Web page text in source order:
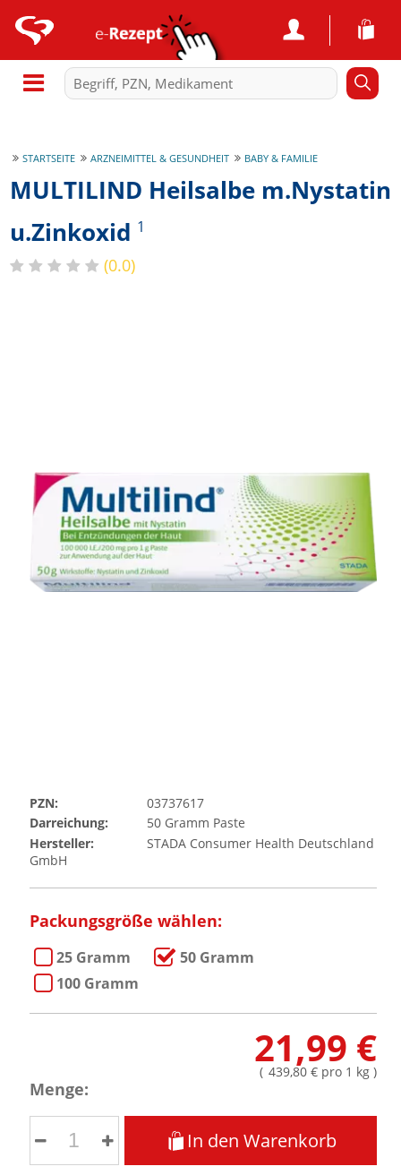
STARTSEITE ARZNEIMITTEL & GESUNDHEIT BABY & FAMILIE
MULTILIND Heilsalbe m.Nystatin
u.Zinkoxid 1
(0.0)
PZN:
03737617
Darreichung:
50 Gramm Paste
Hersteller:
STADA Consumer Health Deutschland
GmbH
Packungsgröße wählen:
25 Gramm
50 Gramm
100 Gramm
21,99 €
( 439,80 € pro 1 kg)
Menge:
In den Warenkorb